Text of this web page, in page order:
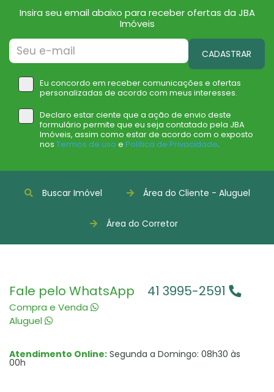
Insira seu email abaixo para receber ofertas da JBA
Imóveis
CADASTRAR
Eu concordo em receber comunicações e ofertas
personalizadas de acordo com meus interesses.
Declaro estar ciente que a ação de envio deste
formulário permite que eu seja contatado pela JBA
Imóveis, assim como estar de acordo com o exposto
nos Termos de uso e Política de Privacidade.
Buscar Imóvel Área do Cliente - Aluguel
Área do Corretor
Fale pelo WhatsApp
Compra e Venda
Aluguel
41 3995-2591
Atendimento Online: Segunda a Domingo: 08h30 às
00h